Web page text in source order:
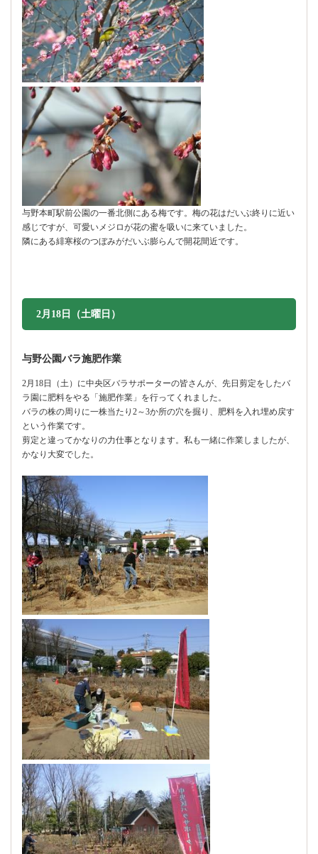
与野本町駅前公園の一番北側にある梅です。梅の花はだいぶ終りに近い
感じですが、可愛いメジロが花の蜜を吸いに来ていました。
隣にある緋寒桜のつぼみがだいぶ膨らんで開花間近です。
2月18日（土曜日）
与野公園バラ施肥作業
2月18日（土）に中央区バラサポーターの皆さんが、先日剪定をしたバ
ラ園に肥料をやる「施肥作業」を行ってくれました。
バラの株の周りに一株当たり2～3か所の穴を掘り、肥料を入れ埋め戻す
という作業です。
剪定と違ってかなりの力仕事となります。私も一緒に作業しましたが、
かなり大変でした。